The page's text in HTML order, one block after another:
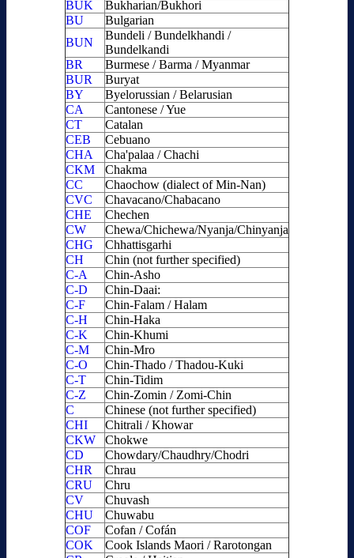
BUK
Bukharian/Bukhori
BU
Bulgarian
BUN
Bundeli / Bundelkhandi /
Bundelkandi
BR
Burmese / Barma / Myanmar
BUR
Buryat
BY
Byelorussian / Belarusian
CA
Cantonese / Yue
CT
Catalan
CEB
Cebuano
CHA
Cha'palaa / Chachi
CKM
Chakma
CC
Chaochow (dialect of Min-Nan)
CVC
Chavacano/Chabacano
CHE
Chechen
CW
Chewa/Chichewa/Nyanja/Chinyanja
CHG
Chhattisgarhi
CH
Chin (not further specified)
C-A
Chin-Asho
C-D
Chin-Daai:
C-F
Chin-Falam / Halam
C-H
Chin-Haka
C-K
Chin-Khumi
C-M
Chin-Mro
C-O
Chin-Thado / Thadou-Kuki
C-T
Chin-Tidim
C-Z
Chin-Zomin / Zomi-Chin
C
Chinese (not further specified)
CHI
Chitrali / Khowar
CKW
Chokwe
CD
Chowdary/Chaudhry/Chodri
CHR
Chrau
CRU
Chru
CV
Chuvash
CHU
Chuwabu
COF
Cofan / Cofán
COK
Cook Islands Maori / Rarotongan